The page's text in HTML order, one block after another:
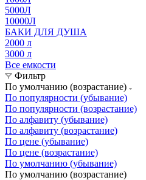
5000Л
10000Л
БАКИ ДЛЯ ДУША
2000 л
3000 л
Все емкости
Фильтр
По умолчанию (возрастание)
По популярности (убывание)
По популярности (возрастание)
По алфавиту (убывание)
По алфавиту (возрастание)
По цене (убывание)
По цене (возрастание)
По умолчанию (убывание)
По умолчанию (возрастание)